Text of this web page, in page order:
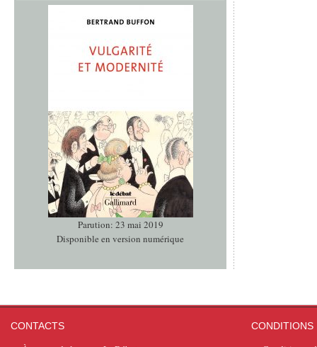
Parution: 23 mai 2019
Disponible en version numérique
CONTACTS CONDITIONS